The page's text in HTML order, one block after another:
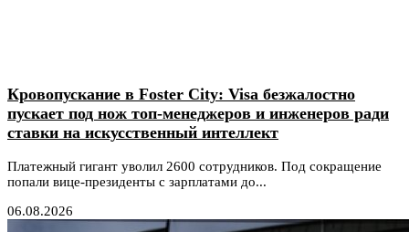
Кровопускание в Foster City: Visa безжалостно
пускает под нож топ-менеджеров и инженеров ради
ставки на искусственный интеллект
Платежный гигант уволил 2600 сотрудников. Под сокращение
попали вице-президенты с зарплатами до...
06.08.2026